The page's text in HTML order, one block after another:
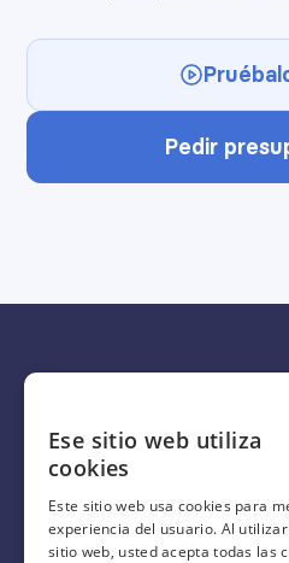
Pedir
Español
Ese sitio web utiliza
cookies
Este sitio web usa cookies para
experiencia del usuario. Al
sitio web, usted acepta todas las